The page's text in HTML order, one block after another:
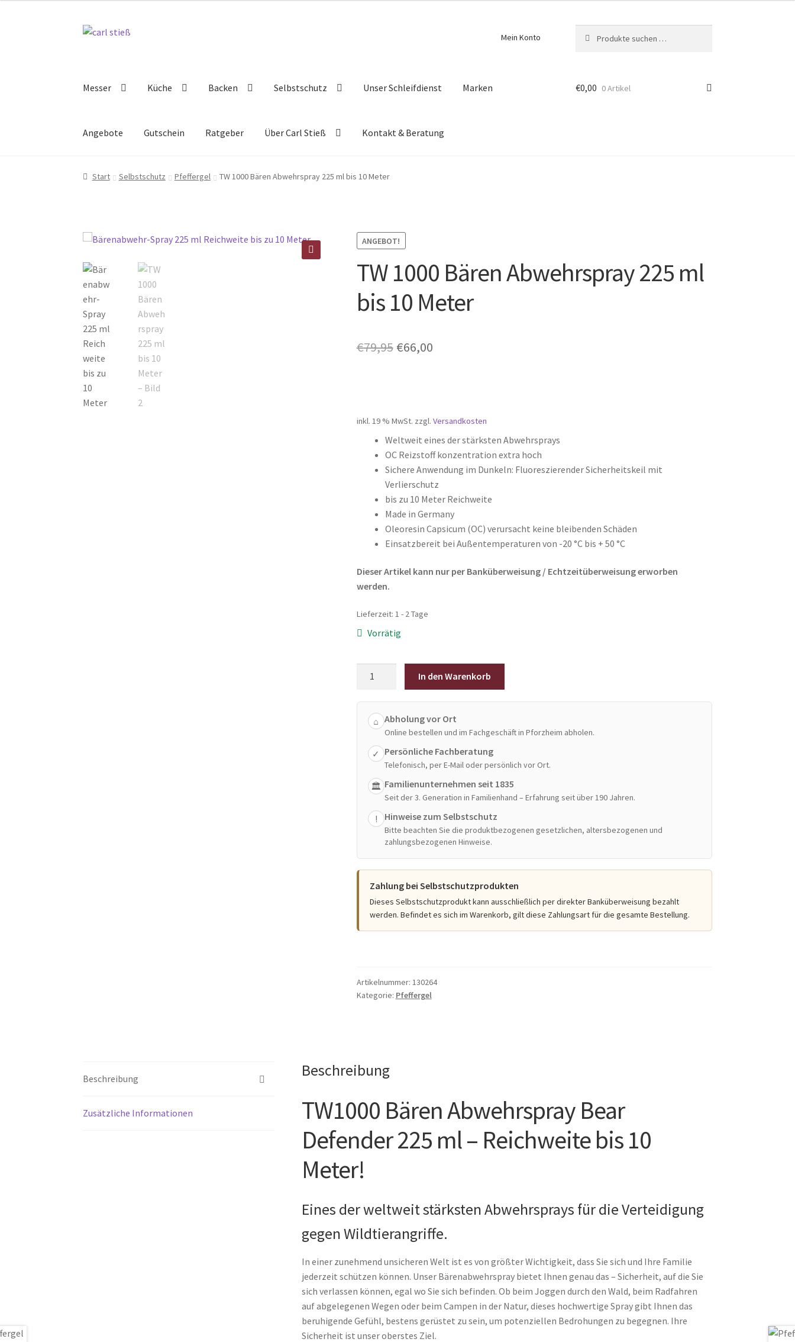
Zur
Zum
Mein Konto
nach:
Messer Küche Backen Selbstschutz Unser Schleifdienst Marken
Angebote Gutschein Ratgeber Über Carl Stieß Kontakt & Beratung
€0,00 0 Artikel
Start Selbstschutz Pfeffergel TW 1000 Bären Abwehrspray 225 ml bis 10 Meter
ANGEBOT!
TW 1000 Bären Abwehrspray 225 ml
bis 10 Meter
€79,95 Ursprünglicher
€66,00Aktueller
inkl. 19 % MwSt. zzgl. Versandkosten
Weltweit eines der stärksten Abwehrsprays
OC Reizstoff konzentration extra hoch
Sichere Anwendung im Dunkeln: Fluoreszierender Sicherheitskeil mit
Verlierschutz
bis zu 10 Meter Reichweite
Made in Germany
Oleoresin Capsicum (OC) verursacht keine bleibenden Schäden
Einsatzbereit bei Außentemperaturen von -20 °C bis + 50 °C
Dieser Artikel kann nur per Banküberweisung / Echtzeitüberweisung erworben
werden.
Lieferzeit: 1 - 2 Tage
Vorrätig
Bären
Abwehrspray
225
Meter
In den Warenkorb
⌂ Abholung vor Ort
Online bestellen und im Fachgeschäft in Pforzheim abholen.
✓ Persönliche Fachberatung
Telefonisch, per E-Mail oder persönlich vor Ort.
🏛 Familienunternehmen seit 1835
Seit der 3. Generation in Familienhand – Erfahrung seit über 190 Jahren.
! Hinweise zum Selbstschutz
Bitte beachten Sie die produktbezogenen gesetzlichen, altersbezogenen und
zahlungsbezogenen Hinweise.
Zahlung bei Selbstschutzprodukten
Dieses Selbstschutzprodukt kann ausschließlich per direkter Banküberweisung bezahlt
werden. Befindet es sich im Warenkorb, gilt diese Zahlungsart für die gesamte Bestellung.
Artikelnummer: 130264
Kategorie: Pfeffergel
Beschreibung
Zusätzliche Informationen
Beschreibung
TW1000 Bären Abwehrspray Bear
Defender 225 ml – Reichweite bis 10
Meter!
Eines der weltweit stärksten Abwehrsprays für die Verteidigung
gegen Wildtierangriffe.
In einer zunehmend unsicheren Welt ist es von größter Wichtigkeit, dass Sie sich und Ihre Familie
jederzeit schützen können. Unser Bärenabwehrspray bietet Ihnen genau das – Sicherheit, auf die Sie
sich verlassen können, egal wo Sie sich befinden. Ob beim Joggen durch den Wald, beim Radfahren
auf abgelegenen Wegen oder beim Campen in der Natur, dieses hochwertige Spray gibt Ihnen das
beruhigende Gefühl, bestens gerüstet zu sein, um potenziellen Bedrohungen zu begegnen. Ihre
Sicherheit ist unser oberstes Ziel.